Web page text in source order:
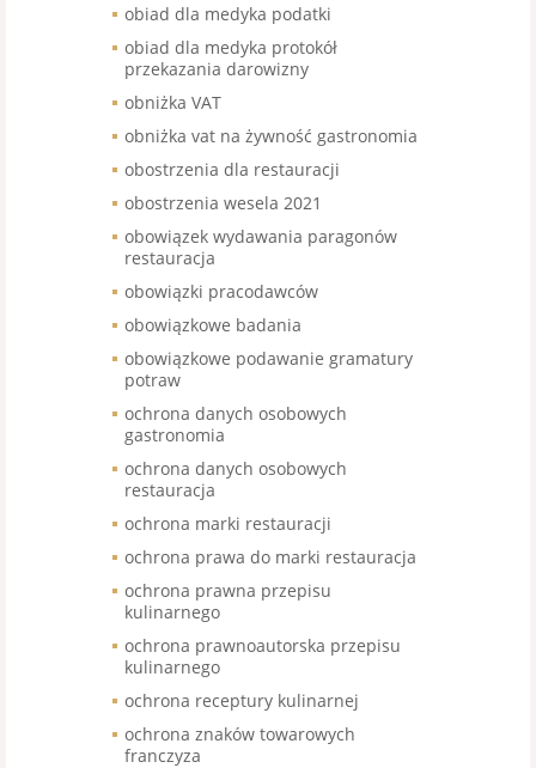
obiad dla medyka podatki
obiad dla medyka protokół
przekazania darowizny
obniżka VAT
obniżka vat na żywność gastronomia
obostrzenia dla restauracji
obostrzenia wesela 2021
obowiązek wydawania paragonów
restauracja
obowiązki pracodawców
obowiązkowe badania
obowiązkowe podawanie gramatury
potraw
ochrona danych osobowych
gastronomia
ochrona danych osobowych
restauracja
ochrona marki restauracji
ochrona prawa do marki restauracja
ochrona prawna przepisu
kulinarnego
ochrona prawnoautorska przepisu
kulinarnego
ochrona receptury kulinarnej
ochrona znaków towarowych
franczyza